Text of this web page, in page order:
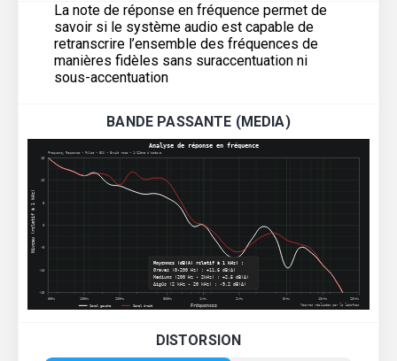
La note de réponse en fréquence permet de
savoir si le système audio est capable de
retranscrire l’ensemble des fréquences de
manières fidèles sans suraccentuation ni
sous-accentuation
BANDE PASSANTE (MEDIA)
DISTORSION